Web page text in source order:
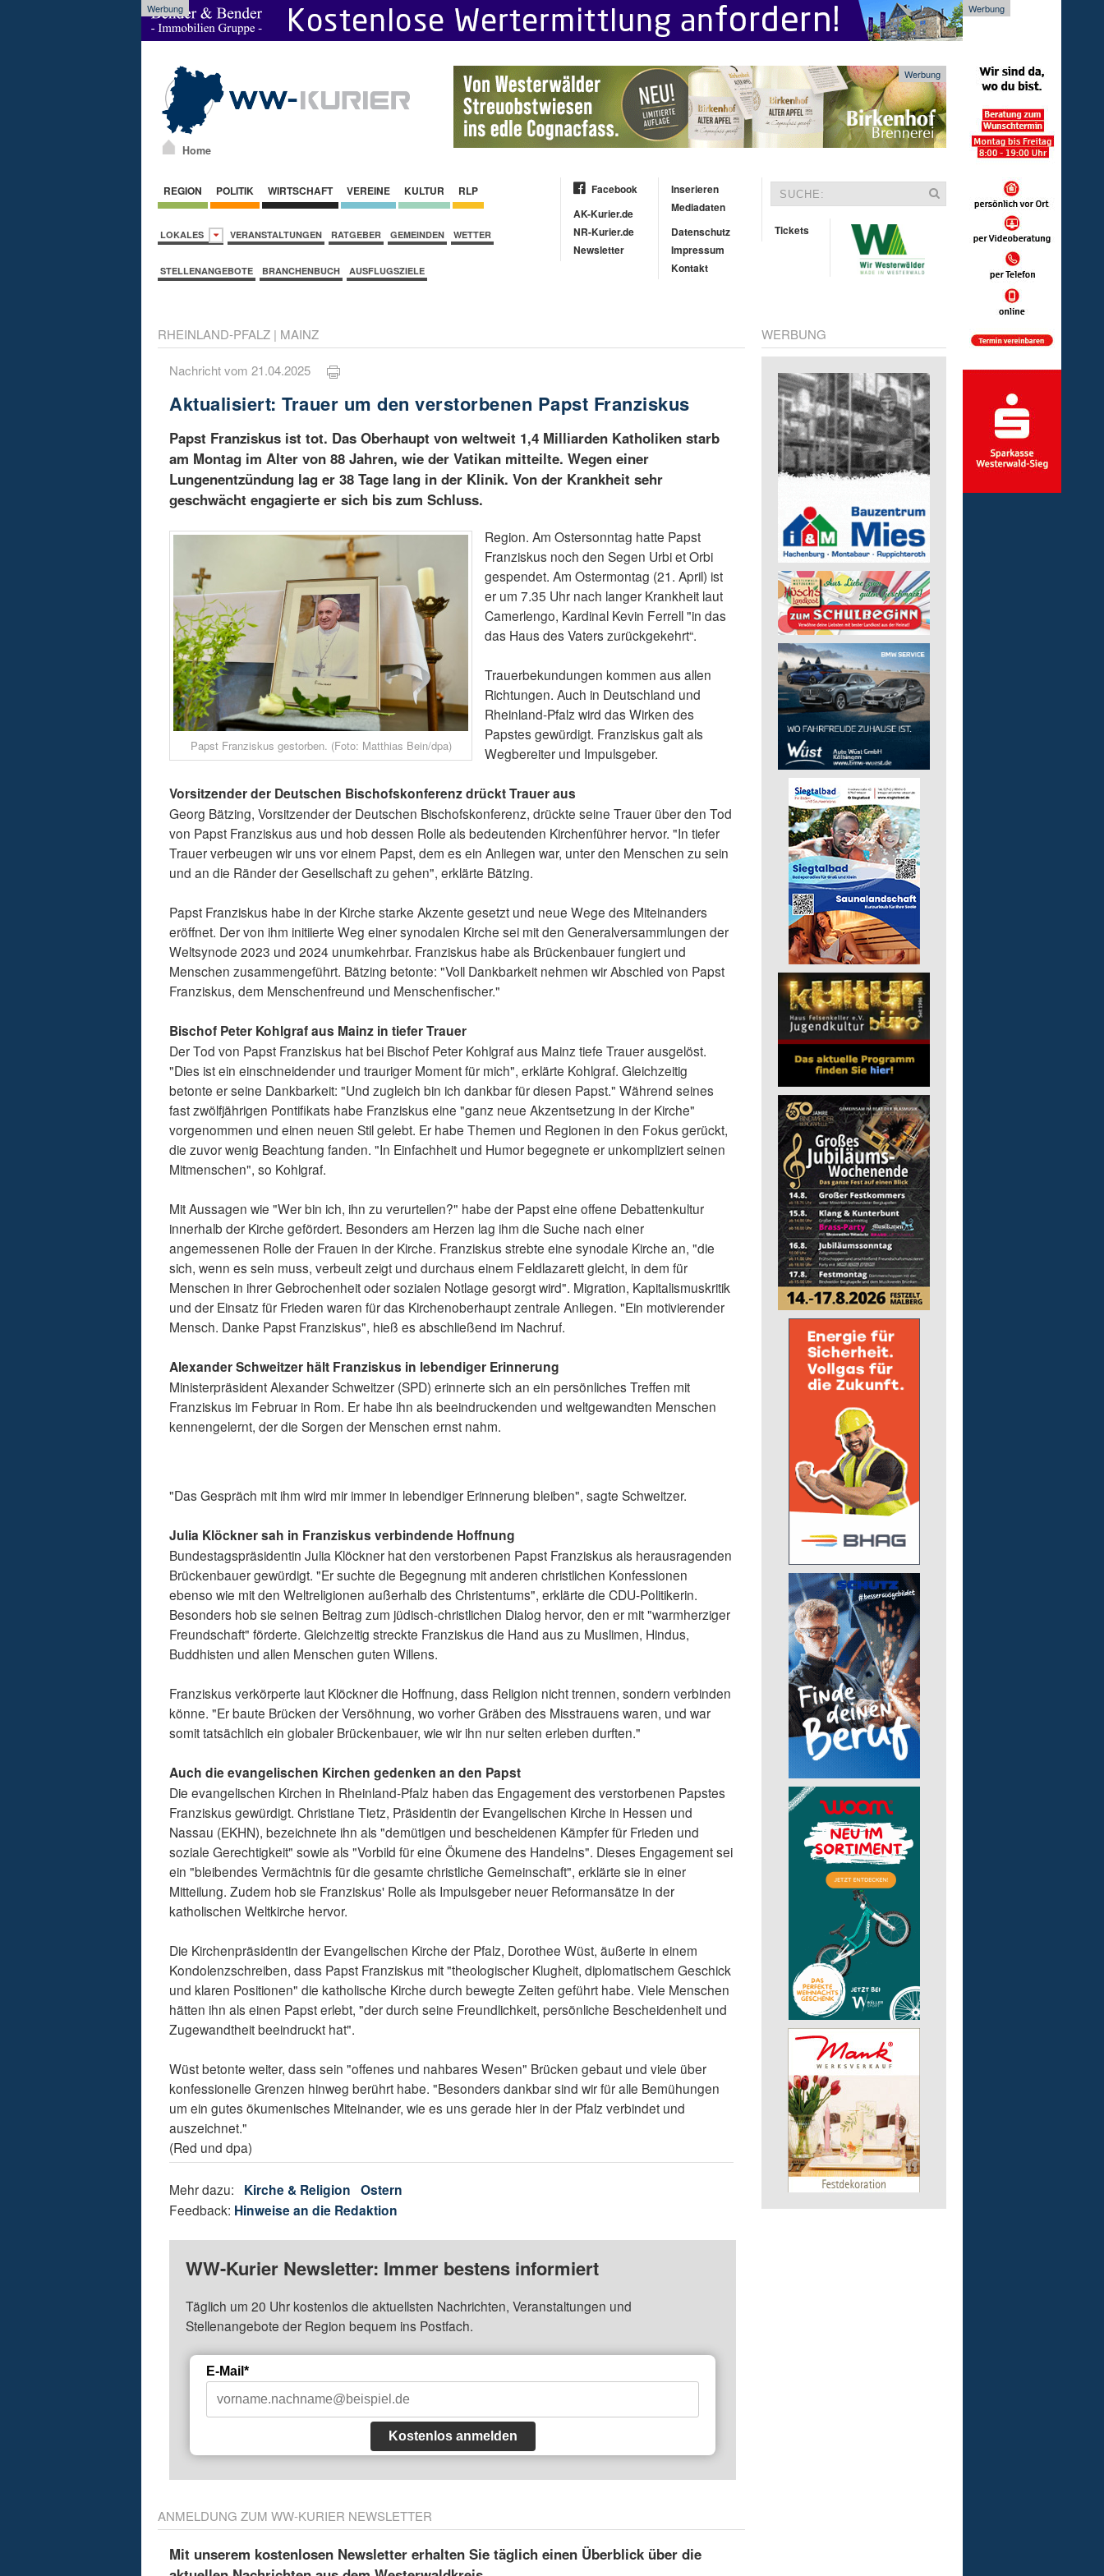
Werbung Werbung
Home
Werbung
REGION POLITIK WIRTSCHAFT VEREINE KULTUR RLP
LOKALES VERANSTALTUNGEN RATGEBER GEMEINDEN WETTER
STELLENANGEBOTE BRANCHENBUCH AUSFLUGSZIELE
Facebook
AK-Kurier.de
NR-Kurier.de
Newsletter
Inserieren
Mediadaten
Datenschutz
Impressum
Kontakt
Tickets
RHEINLAND-PFALZ | MAINZ
Nachricht vom 21.04.2025
Aktualisiert: Trauer um den verstorbenen Papst Franziskus
Papst Franziskus ist tot. Das Oberhaupt von weltweit 1,4 Milliarden Katholiken starb
am Montag im Alter von 88 Jahren, wie der Vatikan mitteilte. Wegen einer
Lungenentzündung lag er 38 Tage lang in der Klinik. Von der Krankheit sehr
geschwächt engagierte er sich bis zum Schluss.
Papst Franziskus gestorben. (Foto: Matthias Bein/dpa)
Region. Am Ostersonntag hatte Papst
Franziskus noch den Segen Urbi et Orbi
gespendet. Am Ostermontag (21. April) ist
er um 7.35 Uhr nach langer Krankheit laut
Camerlengo, Kardinal Kevin Ferrell "in das
das Haus des Vaters zurückgekehrt“.
Trauerbekundungen kommen aus allen
Richtungen. Auch in Deutschland und
Rheinland-Pfalz wird das Wirken des
Papstes gewürdigt. Franziskus galt als
Wegbereiter und Impulsgeber.
Vorsitzender der Deutschen Bischofskonferenz drückt Trauer aus
Georg Bätzing, Vorsitzender der Deutschen Bischofskonferenz, drückte seine Trauer über den Tod
von Papst Franziskus aus und hob dessen Rolle als bedeutenden Kirchenführer hervor. "In tiefer
Trauer verbeugen wir uns vor einem Papst, dem es ein Anliegen war, unter den Menschen zu sein
und an die Ränder der Gesellschaft zu gehen", erklärte Bätzing.
Papst Franziskus habe in der Kirche starke Akzente gesetzt und neue Wege des Miteinanders
eröffnet. Der von ihm initiierte Weg einer synodalen Kirche sei mit den Generalversammlungen der
Weltsynode 2023 und 2024 unumkehrbar. Franziskus habe als Brückenbauer fungiert und
Menschen zusammengeführt. Bätzing betonte: "Voll Dankbarkeit nehmen wir Abschied von Papst
Franziskus, dem Menschenfreund und Menschenfischer."
Bischof Peter Kohlgraf aus Mainz in tiefer Trauer
Der Tod von Papst Franziskus hat bei Bischof Peter Kohlgraf aus Mainz tiefe Trauer ausgelöst.
"Dies ist ein einschneidender und trauriger Moment für mich", erklärte Kohlgraf. Gleichzeitig
betonte er seine Dankbarkeit: "Und zugleich bin ich dankbar für diesen Papst." Während seines
fast zwölfjährigen Pontifikats habe Franziskus eine "ganz neue Akzentsetzung in der Kirche"
vorgenommen und einen neuen Stil gelebt. Er habe Themen und Regionen in den Fokus gerückt,
die zuvor wenig Beachtung fanden. "In Einfachheit und Humor begegnete er unkompliziert seinen
Mitmenschen", so Kohlgraf.
Mit Aussagen wie "Wer bin ich, ihn zu verurteilen?" habe der Papst eine offene Debattenkultur
innerhalb der Kirche gefördert. Besonders am Herzen lag ihm die Suche nach einer
angemessenen Rolle der Frauen in der Kirche. Franziskus strebte eine synodale Kirche an, "die
sich, wenn es sein muss, verbeult zeigt und durchaus einem Feldlazarett gleicht, in dem für
Menschen in ihrer Gebrochenheit oder sozialen Notlage gesorgt wird". Migration, Kapitalismuskritik
und der Einsatz für Frieden waren für das Kirchenoberhaupt zentrale Anliegen. "Ein motivierender
Mensch. Danke Papst Franziskus", hieß es abschließend im Nachruf.
Alexander Schweitzer hält Franziskus in lebendiger Erinnerung
Ministerpräsident Alexander Schweitzer (SPD) erinnerte sich an ein persönliches Treffen mit
Franziskus im Februar in Rom. Er habe ihn als beeindruckenden und weltgewandten Menschen
kennengelernt, der die Sorgen der Menschen ernst nahm.
"Das Gespräch mit ihm wird mir immer in lebendiger Erinnerung bleiben", sagte Schweitzer.
Julia Klöckner sah in Franziskus verbindende Hoffnung
Bundestagspräsidentin Julia Klöckner hat den verstorbenen Papst Franziskus als herausragenden
Brückenbauer gewürdigt. "Er suchte die Begegnung mit anderen christlichen Konfessionen
ebenso wie mit den Weltreligionen außerhalb des Christentums", erklärte die CDU-Politikerin.
Besonders hob sie seinen Beitrag zum jüdisch-christlichen Dialog hervor, den er mit "warmherziger
Freundschaft" förderte. Gleichzeitig streckte Franziskus die Hand aus zu Muslimen, Hindus,
Buddhisten und allen Menschen guten Willens.
Franziskus verkörperte laut Klöckner die Hoffnung, dass Religion nicht trennen, sondern verbinden
könne. "Er baute Brücken der Versöhnung, wo vorher Gräben des Misstrauens waren, und war
somit tatsächlich ein globaler Brückenbauer, wie wir ihn nur selten erleben durften."
Auch die evangelischen Kirchen gedenken an den Papst
Die evangelischen Kirchen in Rheinland-Pfalz haben das Engagement des verstorbenen Papstes
Franziskus gewürdigt. Christiane Tietz, Präsidentin der Evangelischen Kirche in Hessen und
Nassau (EKHN), bezeichnete ihn als "demütigen und bescheidenen Kämpfer für Frieden und
soziale Gerechtigkeit" sowie als "Vorbild für eine Ökumene des Handelns". Dieses Engagement sei
ein "bleibendes Vermächtnis für die gesamte christliche Gemeinschaft", erklärte sie in einer
Mitteilung. Zudem hob sie Franziskus' Rolle als Impulsgeber neuer Reformansätze in der
katholischen Weltkirche hervor.
Die Kirchenpräsidentin der Evangelischen Kirche der Pfalz, Dorothee Wüst, äußerte in einem
Kondolenzschreiben, dass Papst Franziskus mit "theologischer Klugheit, diplomatischem Geschick
und klaren Positionen" die katholische Kirche durch bewegte Zeiten geführt habe. Viele Menschen
hätten ihn als einen Papst erlebt, "der durch seine Freundlichkeit, persönliche Bescheidenheit und
Zugewandtheit beeindruckt hat".
Wüst betonte weiter, dass sein "offenes und nahbares Wesen" Brücken gebaut und viele über
konfessionelle Grenzen hinweg berührt habe. "Besonders dankbar sind wir für alle Bemühungen
um ein gutes ökumenisches Miteinander, wie es uns gerade hier in der Pfalz verbindet und
auszeichnet."
(Red und dpa)
Mehr dazu: Kirche & Religion Ostern
Feedback: Hinweise an die Redaktion
WW-Kurier Newsletter: Immer bestens informiert
Täglich um 20 Uhr kostenlos die aktuellsten Nachrichten, Veranstaltungen und
Stellenangebote der Region bequem ins Postfach.
E-Mail*
Kostenlos anmelden
ANMELDUNG ZUM WW-KURIER NEWSLETTER
Mit unserem kostenlosen Newsletter erhalten Sie täglich einen Überblick über die
WERBUNG